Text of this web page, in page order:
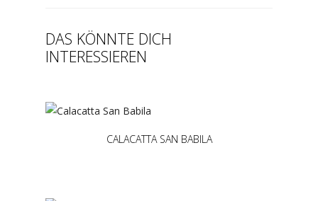
DAS KÖNNTE DICH
INTERESSIEREN
CALACATTA SAN BABILA